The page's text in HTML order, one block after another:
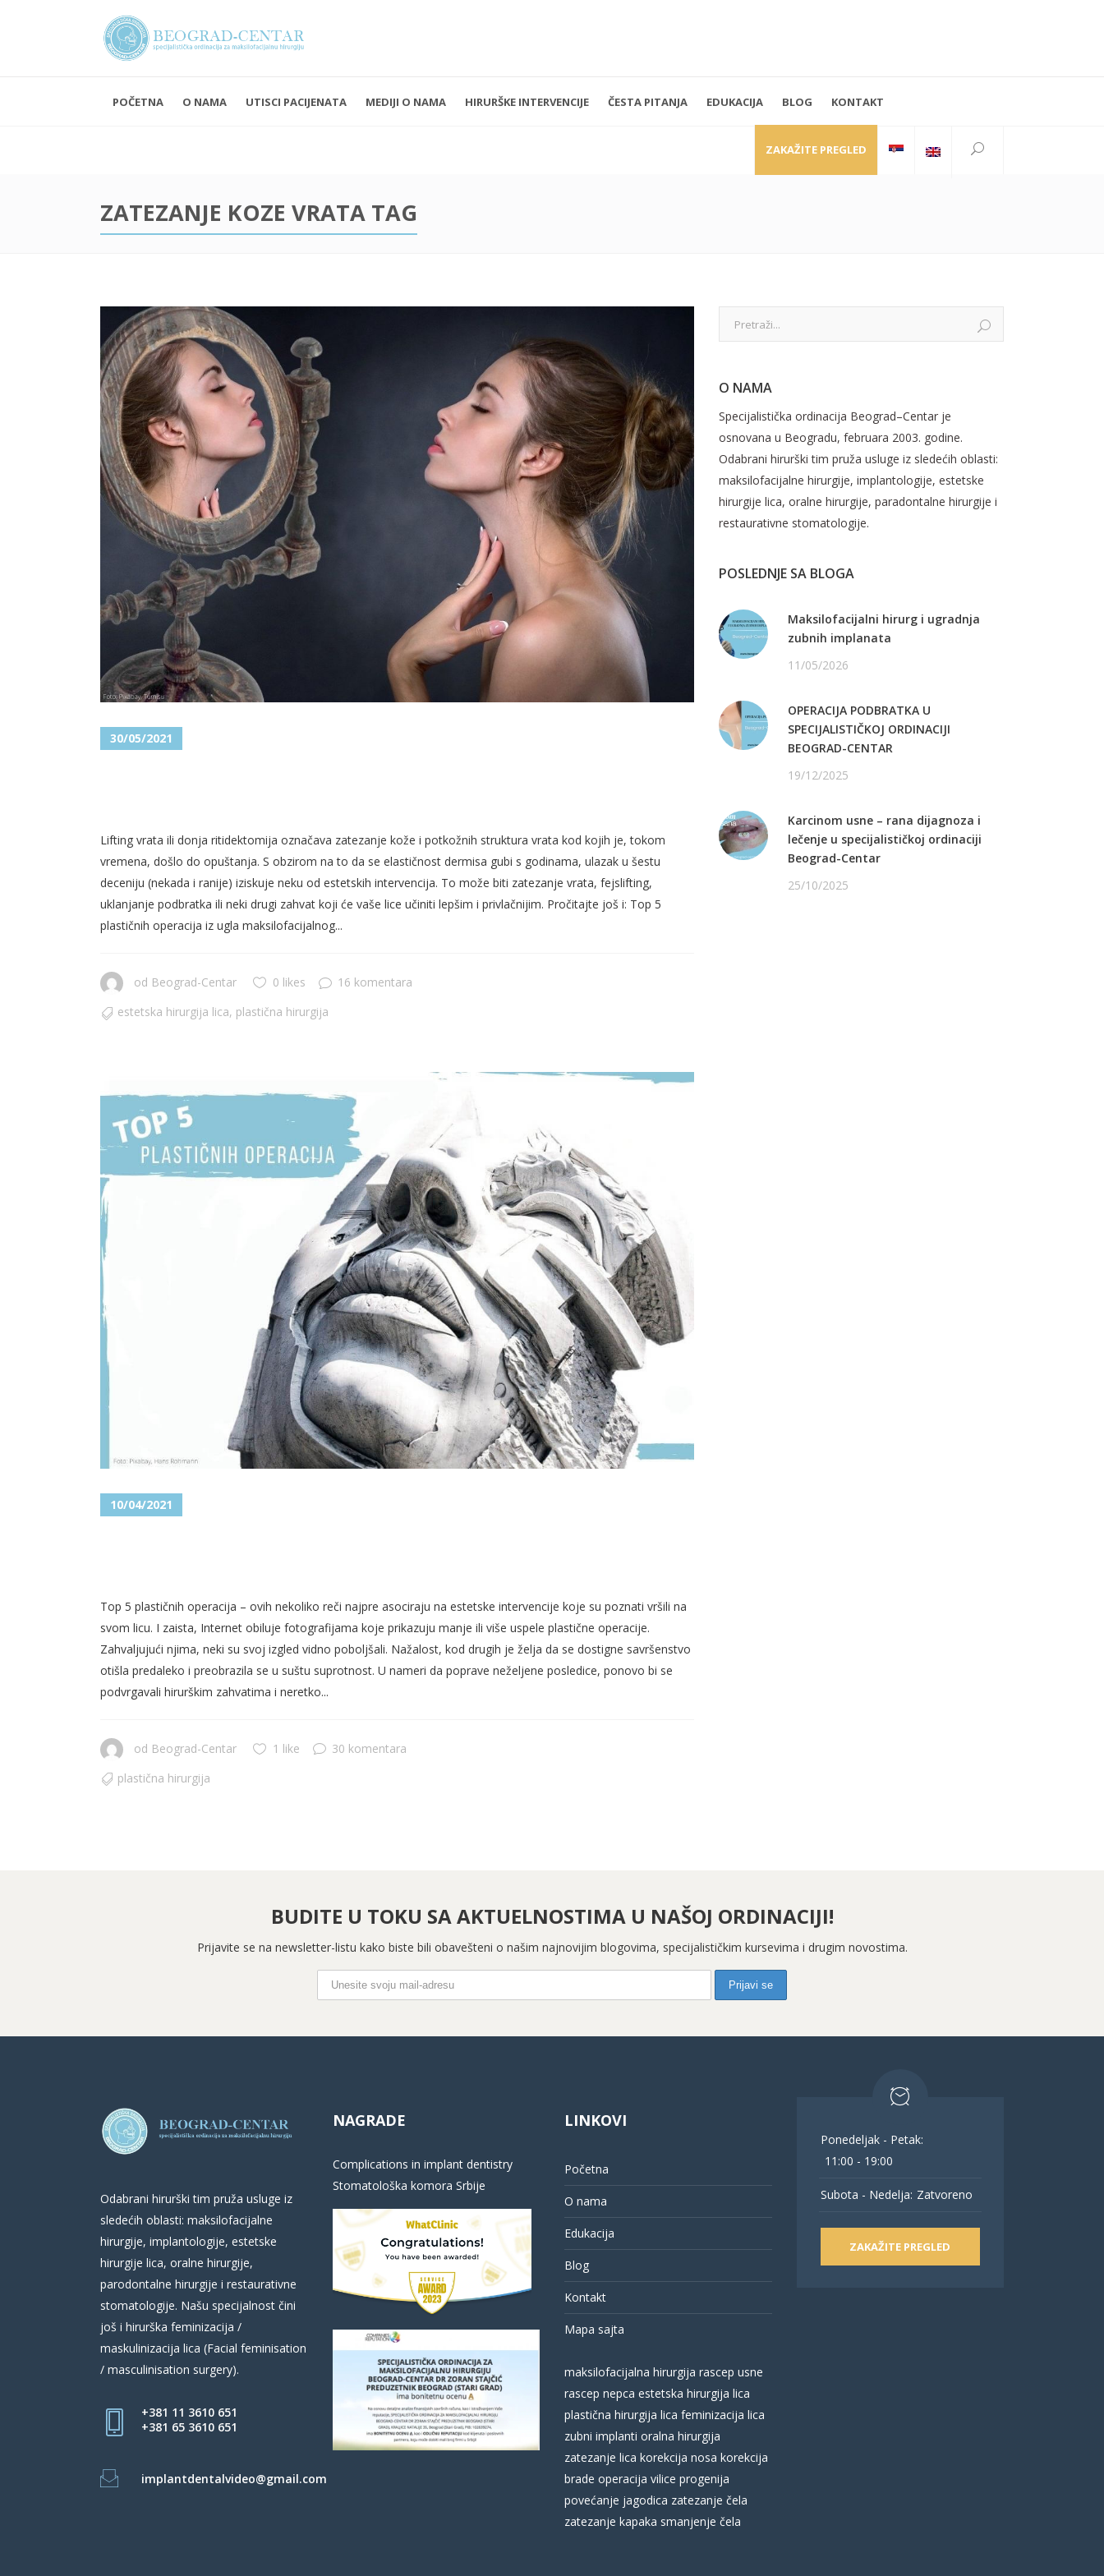
Ponedeljak - Petak 11:00 - 19:00
+381 11 3610 651
Kraljice Natalije 35
11000 Beograd
POČETNA O NAMA UTISCI PACIJENATA MEDIJI O NAMA HIRURŠKE INTERVENCIJE ČESTA PITANJA EDUKACIJA BLOG KONTAKT
ZAKAŽITE PREGLED
ZATEZANJE KOZE VRATA TAG
30/05/2021
Lifting vrata ili donja ritidektomija označava zatezanje kože i potkožnih struktura vrata kod kojih je, tokom
vremena, došlo do opuštanja. S obzirom na to da se elastičnost dermisa gubi s godinama, ulazak u šestu
deceniju (nekada i ranije) iziskuje neku od estetskih intervencija. To može biti zatezanje vrata, fejslifting,
uklanjanje podbratka ili neki drugi zahvat koji će vaše lice učiniti lepšim i privlačnijim. Pročitajte još i: Top 5
plastičnih operacija iz ugla maksilofacijalnog...
od Beograd-Centar 0 likes
16 komentara
estetska hirurgija lica, plastična hirurgija
10/04/2021
Top 5 plastičnih operacija – ovih nekoliko reči najpre asociraju na estetske intervencije koje su poznati vršili na
svom licu. I zaista, Internet obiluje fotografijama koje prikazuju manje ili više uspele plastične operacije.
Zahvaljujući njima, neki su svoj izgled vidno poboljšali. Nažalost, kod drugih je želja da se dostigne savršenstvo
otišla predaleko i preobrazila se u suštu suprotnost. U nameri da poprave neželjene posledice, ponovo bi se
podvrgavali hirurškim zahvatima i neretko...
od Beograd-Centar 1 like
30 komentara
plastična hirurgija
O NAMA
Specijalistička ordinacija Beograd–Centar je
osnovana u Beogradu, februara 2003. godine.
Odabrani hirurški tim pruža usluge iz sledećih oblasti:
maksilofacijalne hirurgije, implantologije, estetske
hirurgije lica, oralne hirurgije, paradontalne hirurgije i
restaurativne stomatologije.
POSLEDNJE SA BLOGA
Maksilofacijalni hirurg i ugradnja
zubnih implanata
11/05/2026
OPERACIJA PODBRATKA U
SPECIJALISTIČKOJ ORDINACIJI
BEOGRAD-CENTAR
19/12/2025
Karcinom usne – rana dijagnoza i
lečenje u specijalističkoj ordinaciji
Beograd-Centar
25/10/2025
BUDITE U TOKU SA AKTUELNOSTIMA U NAŠOJ ORDINACIJI!
Prijavite se na newsletter-listu kako biste bili obavešteni o našim najnovijim blogovima, specijalističkim kursevima i drugim novostima.
Odabrani hirurški tim pruža usluge iz
sledećih oblasti: maksilofacijalne
hirurgije, implantologije, estetske
hirurgije lica, oralne hirurgije,
parodontalne hirurgije i restaurativne
stomatologije. Našu specijalnost čini
još i hirurška feminizacija /
maskulinizacija lica (Facial feminisation
/ masculinisation surgery).
+381 11 3610 651
+381 65 3610 651
implantdentalvideo@gmail.com
NAGRADE
Complications in implant dentistry
Stomatološka komora Srbije
LINKOVI
Početna
O nama
Edukacija
Blog
Kontakt
Mapa sajta
maksilofacijalna hirurgija rascep usne
rascep nepca estetska hirurgija lica
plastična hirurgija lica feminizacija lica
zubni implanti oralna hirurgija
zatezanje lica korekcija nosa korekcija
brade operacija vilice progenija
povećanje jagodica zatezanje čela
zatezanje kapaka smanjenje čela
Ponedeljak - Petak:
11:00 - 19:00
Subota - Nedelja: Zatvoreno
ZAKAŽITE PREGLED